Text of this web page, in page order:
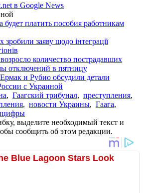
в Google News
платить пособия работникам
заяву щодо інтеграції
количество пострадавших
отключений в пятницу
и Рубио обсудили детали
с Украиной
, Гаагский трибунал, преступления,
, новости Украины, Гаага,
выделите необходимый текст и
сообщить об этом редакции.